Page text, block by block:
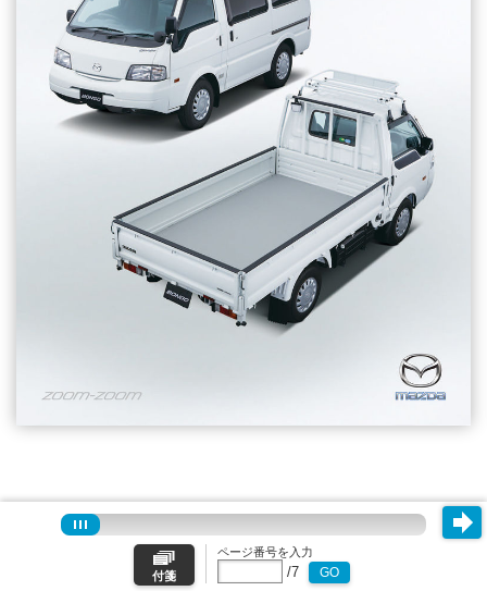
付箋
ページ番号を入力
/7 GO